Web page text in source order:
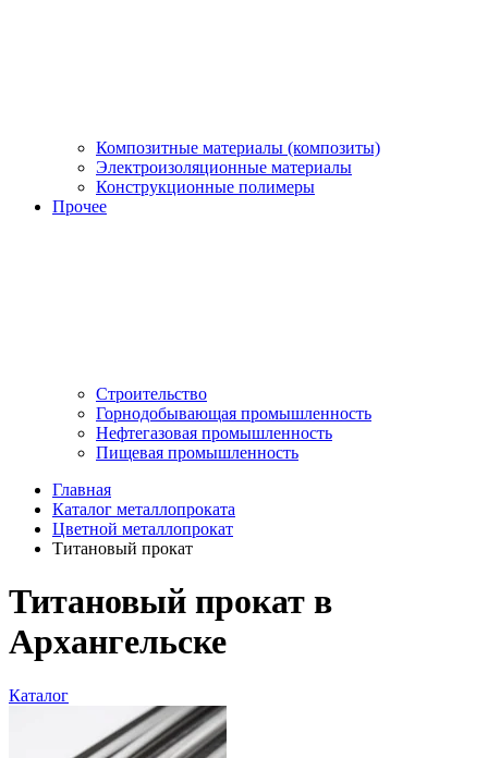
Композитные материалы (композиты)
Электроизоляционные материалы
Конструкционные полимеры
Прочее
Строительство
Горнодобывающая промышленность
Нефтегазовая промышленность
Пищевая промышленность
Главная
Каталог металлопроката
Цветной металлопрокат
Титановый прокат
Титановый прокат в
Архангельске
Каталог